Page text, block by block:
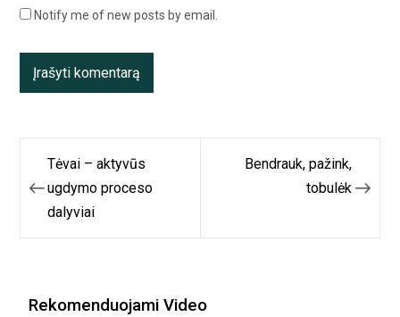
Notify me of new posts by email.
Navigacija
tarp
įrašų
Tėvai – aktyvūs
ugdymo proceso
dalyviai
Bendrauk, pažink,
tobulėk
Rekomenduojami Video